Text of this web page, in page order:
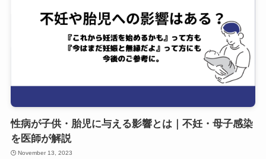
性病が子供・胎児に与える影響とは｜不妊・母子感染
を医師が解説
November 13, 2023